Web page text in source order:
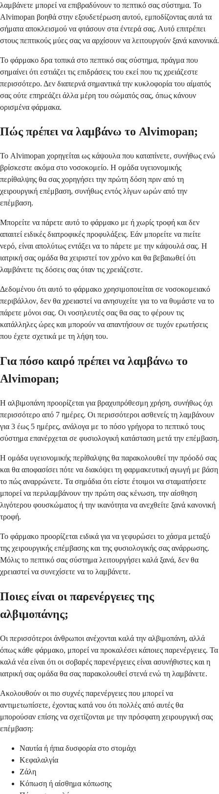
λαμβάνετε μπορεί να επιβραδύνουν το πεπτικό σας σύστημα. Το
Alvimopan βοηθά στην εξουδετέρωση αυτού, εμποδίζοντας αυτά τα
σήματα αποκλεισμού να φτάσουν στα έντερά σας. Αυτό επιτρέπει
στους πεπτικούς μύες σας να αρχίσουν να λειτουργούν ξανά κανονικά.
Το φάρμακο δρα τοπικά στο πεπτικό σας σύστημα, πράγμα που
σημαίνει ότι εστιάζει τις επιδράσεις του εκεί που τις χρειάζεστε
περισσότερο. Δεν διαπερνά σημαντικά την κυκλοφορία του αίματός
σας ούτε επηρεάζει άλλα μέρη του σώματός σας, όπως κάνουν
ορισμένα φάρμακα.
Πώς πρέπει να λαμβάνω το Alvimopan;
Το Alvimopan χορηγείται ως κάψουλα που καταπίνετε, συνήθως ενώ
βρίσκεστε ακόμα στο νοσοκομείο. Η ομάδα υγειονομικής
περίθαλψης θα σας χορηγήσει την πρώτη δόση πριν από τη
χειρουργική επέμβαση, συνήθως εντός λίγων ωρών από την
επέμβαση.
Μπορείτε να πάρετε αυτό το φάρμακο με ή χωρίς τροφή και δεν
απαιτεί ειδικές διατροφικές προφυλάξεις. Εάν μπορείτε να πιείτε
νερό, είναι απολύτως εντάξει να το πάρετε με την κάψουλά σας. Η
ιατρική σας ομάδα θα χειριστεί τον χρόνο και θα βεβαιωθεί ότι
λαμβάνετε τις δόσεις σας όταν τις χρειάζεστε.
Δεδομένου ότι αυτό το φάρμακο χρησιμοποιείται σε νοσοκομειακό
περιβάλλον, δεν θα χρειαστεί να ανησυχείτε για το να θυμάστε να το
πάρετε μόνοι σας. Οι νοσηλευτές σας θα σας το φέρουν τις
κατάλληλες ώρες και μπορούν να απαντήσουν σε τυχόν ερωτήσεις
που έχετε σχετικά με τη λήψη του.
Για πόσο καιρό πρέπει να λαμβάνω το
Alvimopan;
Η αλβιμοπάνη προορίζεται για βραχυπρόθεσμη χρήση, συνήθως όχι
περισσότερο από 7 ημέρες. Οι περισσότεροι ασθενείς τη λαμβάνουν
για 3 έως 5 ημέρες, ανάλογα με το πόσο γρήγορα το πεπτικό τους
σύστημα επανέρχεται σε φυσιολογική κατάσταση μετά την επέμβαση.
Η ομάδα υγειονομικής περίθαλψης θα παρακολουθεί την πρόοδό σας
και θα αποφασίσει πότε να διακόψει τη φαρμακευτική αγωγή με βάση
το πώς αναρρώνετε. Τα σημάδια ότι είστε έτοιμοι να σταματήσετε
μπορεί να περιλαμβάνουν την πρώτη σας κένωση, την αίσθηση
λιγότερου φουσκώματος ή την ικανότητα να ανεχθείτε ξανά κανονική
τροφή.
Το φάρμακο προορίζεται ειδικά για να γεφυρώσει το χάσμα μεταξύ
της χειρουργικής επέμβασης και της φυσιολογικής σας ανάρρωσης.
Μόλις το πεπτικό σας σύστημα λειτουργήσει καλά ξανά, δεν θα
χρειαστεί να συνεχίσετε να το λαμβάνετε.
Ποιες είναι οι παρενέργειες της
αλβιμοπάνης;
Οι περισσότεροι άνθρωποι ανέχονται καλά την αλβιμοπάνη, αλλά
όπως κάθε φάρμακο, μπορεί να προκαλέσει κάποιες παρενέργειες. Τα
καλά νέα είναι ότι οι σοβαρές παρενέργειες είναι ασυνήθιστες και η
ιατρική σας ομάδα θα σας παρακολουθεί στενά ενώ τη λαμβάνετε.
Ακολουθούν οι πιο συχνές παρενέργειες που μπορεί να
αντιμετωπίσετε, έχοντας κατά νου ότι πολλές από αυτές θα
μπορούσαν επίσης να σχετίζονται με την πρόσφατη χειρουργική σας
επέμβαση:
Ναυτία ή ήπια δυσφορία στο στομάχι
Κεφαλαλγία
Ζάλη
Κόπωση ή αίσθημα κόπωσης